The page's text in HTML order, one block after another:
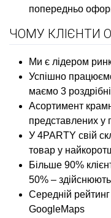
попередньо
ЧОМУ КЛІЄНТИ
Ми є лідером
Успішно
маємо 3
Асортимент
представлених у
У 4PARTY свій
товар у
Більше 90%
50% –
Середній
GoogleMaps